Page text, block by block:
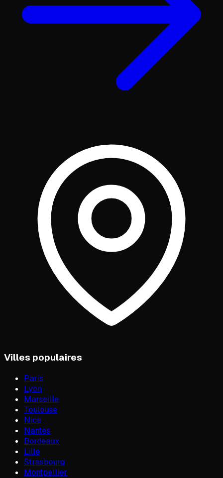
Villes populaires
Paris
Lyon
Marseille
Toulouse
Nice
Nantes
Bordeaux
Lille
Strasbourg
Montpellier